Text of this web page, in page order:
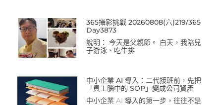
365攝影挑戰 20260808(六)219/365
Day3873
說明： 今天是父親節。 白天，我陪兒
子游泳、吃牛排
中小企業 AI 導入：二代接班前，先把
「員工腦中的 SOP」變成公司資產
中小企業 AI 導入的第一步，往往不是